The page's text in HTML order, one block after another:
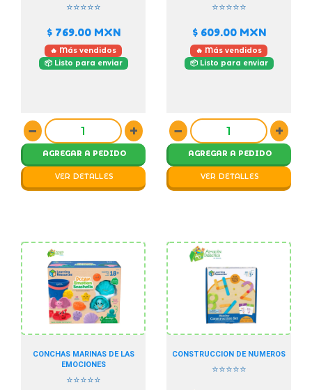
⭐⭐⭐⭐⭐
$ 769.00MXN
🔥 Más vendidos
📦 Listo para enviar
− +
AGREGAR A PEDIDO
VER DETALLES
⭐⭐⭐⭐⭐
$ 609.00MXN
🔥 Más vendidos
📦 Listo para enviar
− +
AGREGAR A PEDIDO
VER DETALLES
CONCHAS MARINAS DE LAS
EMOCIONES
⭐⭐⭐⭐⭐
CONSTRUCCION DE NUMEROS
⭐⭐⭐⭐⭐